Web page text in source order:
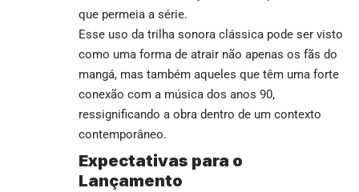
que permeia a série.
Esse uso da trilha sonora clássica pode ser visto
como uma forma de atrair não apenas os fãs do
mangá, mas também aqueles que têm uma forte
conexão com a música dos anos 90,
ressignificando a obra dentro de um contexto
contemporâneo.
Expectativas para o
Lançamento